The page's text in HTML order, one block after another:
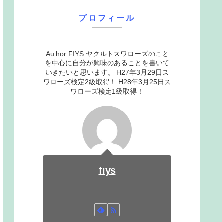
プロフィール
Author:FIYS ヤクルトスワローズのこと
を中心に自分が興味のあることを書いて
いきたいと思います。 H27年3月29日ス
ワローズ検定2級取得！ H28年3月25日ス
ワローズ検定1級取得！
fiys